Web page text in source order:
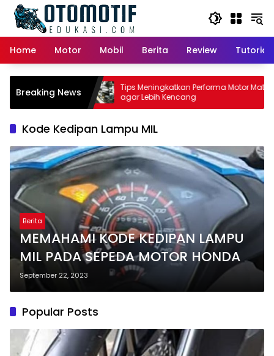
content
Home
Motor Mobil Berita Review Tutorial
Breaking News
Matic:
Pemilik
Tips Meningkatkan Performa Motor Matic
agar Lebih Kencang
Kode Kedipan Lampu MIL
Berita
MEMAHAMI KODE KEDIPAN LAMPU
MIL PADA SEPEDA MOTOR HONDA
September 22, 2023
Popular Posts